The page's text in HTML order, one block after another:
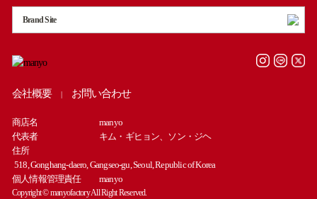
Brand Site
会社概要 お問い合わせ
商店名
manyo
代表者
キム・ギヒョン、ソン・ジヘ
住所
518, Gonghang-daero, Gangseo-gu, Seoul, Republic of Korea
個人情報管理責任
manyo
Copyright © manyofactory All Right Reserved.